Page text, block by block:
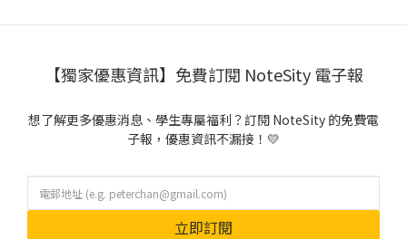
【獨家優惠資訊】免費訂閱 NoteSity 電子報
想了解更多優惠消息、學生專屬福利？訂閱 NoteSity 的免費電
子報，優惠資訊不漏接！💛
立即訂閱